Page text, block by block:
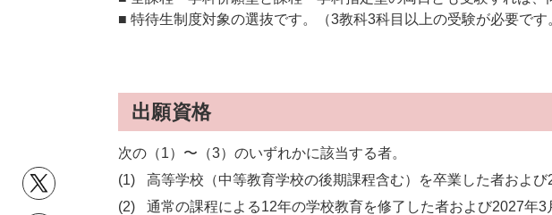
■ 特待生制度対象の選抜です。（3教科3科目以上の受験が必要です
出願資格
次の（1）〜（3）のいずれかに該当する者。
高等学校（中等教育学校の後期課程含む）を卒業した者および
通常の課程による12年の学校教育を修了した者および2027年3